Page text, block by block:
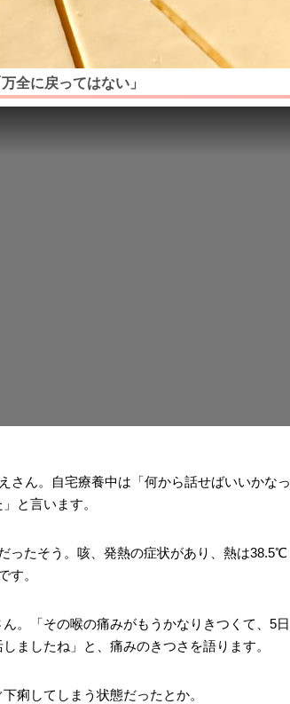
全に戻ってはない」
さん。自宅療養中は「何から話せばいいかなっ
と言います。
ったそう。咳、発熱の症状があり、熱は38.5℃
す。
。「その喉の痛みがもうかなりきつくて、5日
ましたね」と、痛みのきつさを語ります。
痢してしまう状態だったとか。